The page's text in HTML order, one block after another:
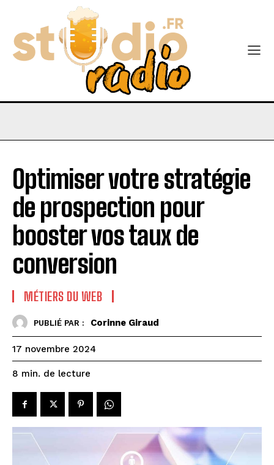
Optimiser votre stratégie
de prospection pour
booster vos taux de
conversion
MÉTIERS DU WEB
PUBLIÉ PAR : Corinne Giraud
17 novembre 2024
8 min. de lecture